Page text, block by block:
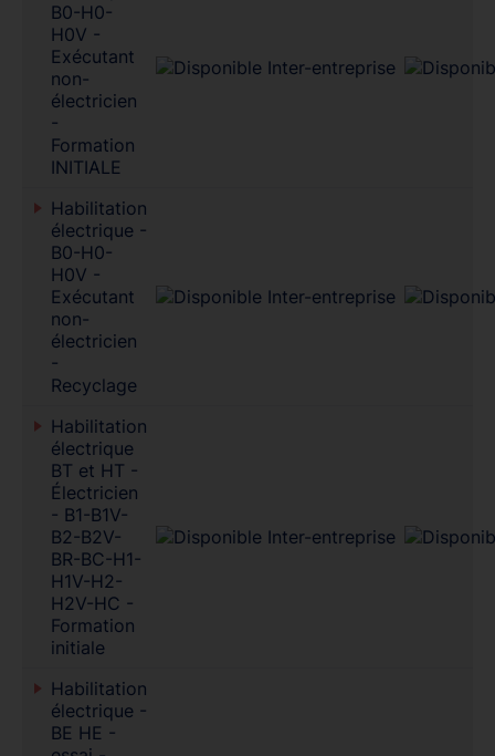
B0-H0-
H0V -
Exécutant
non-
électricien
-
Formation
INITIALE
Habilitation
électrique -
B0-H0-
H0V -
Exécutant
non-
électricien
-
Recyclage
Habilitation
électrique
BT et HT -
Électricien
- B1-B1V-
B2-B2V-
BR-BC-H1-
H1V-H2-
H2V-HC -
Formation
initiale
Habilitation
électrique -
BE HE -